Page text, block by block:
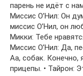
парень не идёт с
Миссис О’Нил: Он
миссис О’Нил, он
Микки: Тебе
Миссис О’Нил: Да,
Аа, собак.
прицепы. • Тайрон: